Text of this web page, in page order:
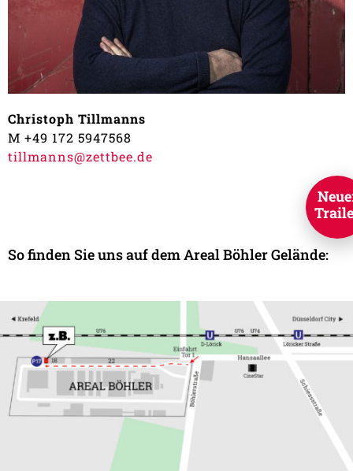
Christoph Tillmanns
M +49 172 5947568
tillmanns@zettbee.de
So finden Sie uns auf dem Areal Böhler Gelände: